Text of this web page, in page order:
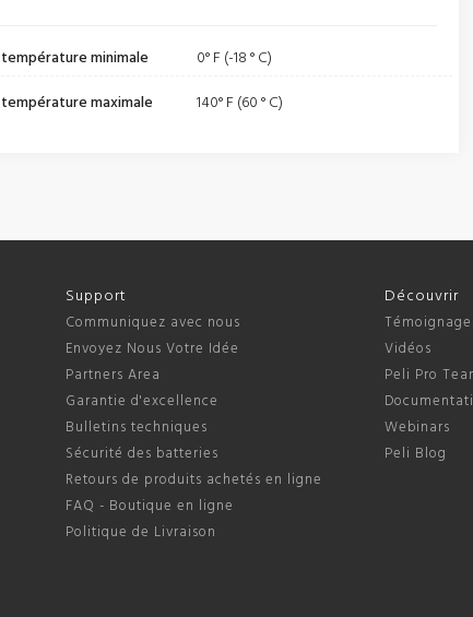
température minimale
0° F (-18 ° C)
température maximale
140° F (60 ° C)
Support
Communiquez avec nous
Envoyez Nous Votre Idée
Partners Area
Garantie d'excellence
Bulletins techniques
Sécurité des batteries
Retours de produits achetés en ligne
FAQ - Boutique en ligne
Politique de Livraison
Découvrir
Vidéos
Peli Pro
Webinars
Peli Blog